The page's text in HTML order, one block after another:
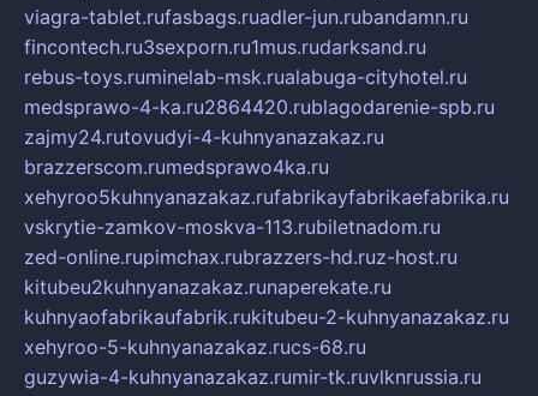
viagra-tablet.rufasbags.ruadler-jun.rubandamn.ru
fincontech.ru3sexporn.ru1mus.rudarksand.ru
rebus-toys.ruminelab-msk.rualabuga-cityhotel.ru
medsprawo-4-ka.ru2864420.rublagodarenie-spb.ru
zajmy24.rutovudyi-4-kuhnyanazakaz.ru
brazzerscom.rumedsprawo4ka.ru
xehyroo5kuhnyanazakaz.rufabrikayfabrikaefabrika.ru
vskrytie-zamkov-moskva-113.rubiletnadom.ru
zed-online.rupimchax.rubrazzers-hd.ruz-host.ru
kitubeu2kuhnyanazakaz.runaperekate.ru
kuhnyaofabrikaufabrik.rukitubeu-2-kuhnyanazakaz.ru
xehyroo-5-kuhnyanazakaz.rucs-68.ru
guzywia-4-kuhnyanazakaz.rumir-tk.ruvlknrussia.ru